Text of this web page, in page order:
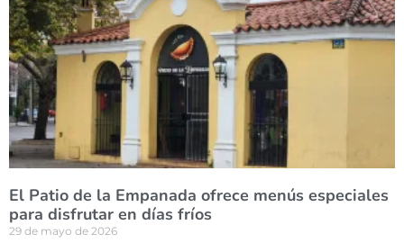
El Patio de la Empanada ofrece menús especiales
para disfrutar en días fríos
29 de mayo de 2026